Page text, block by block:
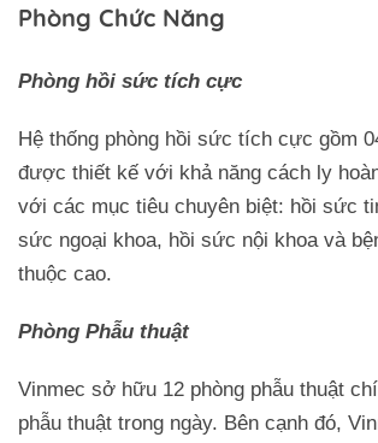
Phòng Chức Năng
Phòng hồi sức tích cực
Hệ thống phòng hồi sức tích cực gồm
được thiết kế với khả năng cách ly
với các mục tiêu chuyên biệt: hồi sức
sức ngoại khoa, hồi sức nội khoa và
thuộc cao.
Phòng Phẫu thuật
Vinmec sở hữu 12 phòng phẫu thuật
phẫu thuật trong ngày. Bên cạnh đó,